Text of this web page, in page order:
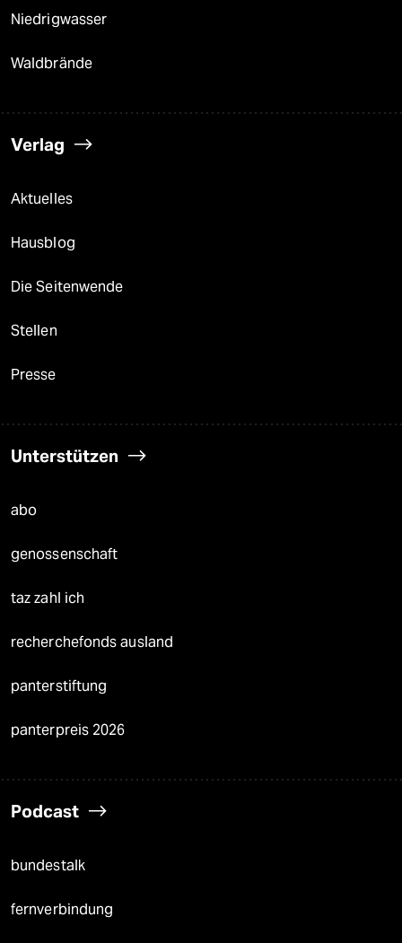
Niedrigwasser
Waldbrände
Verlag
Aktuelles
Hausblog
Die Seitenwende
Stellen
Presse
Unterstützen
abo
genossenschaft
taz zahl ich
recherchefonds ausland
panterstiftung
panterpreis 2026
Podcast
bundestalk
fernverbindung